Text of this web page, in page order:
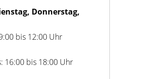
Donnerstag,
bis 12:00 Uhr
16:00 bis 18:00 Uhr